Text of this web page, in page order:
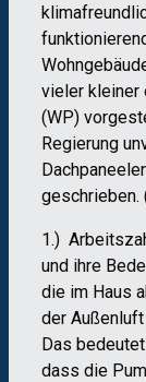
vieler kleiner
(WP)
Regierung
geschrieben.
1.)
und ihre
die im Haus
der
Das
dass die